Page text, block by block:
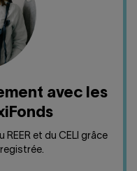
avec les
et du CELI grâce